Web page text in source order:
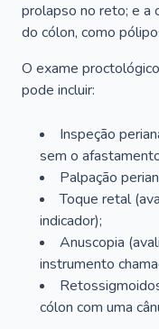
prolapso no reto; e a
do cólon, como
O exame
pode incluir:
Inspeção
sem o
Palpação
Toque retal
indicador);
Anuscopia
instrumento
cólon com uma